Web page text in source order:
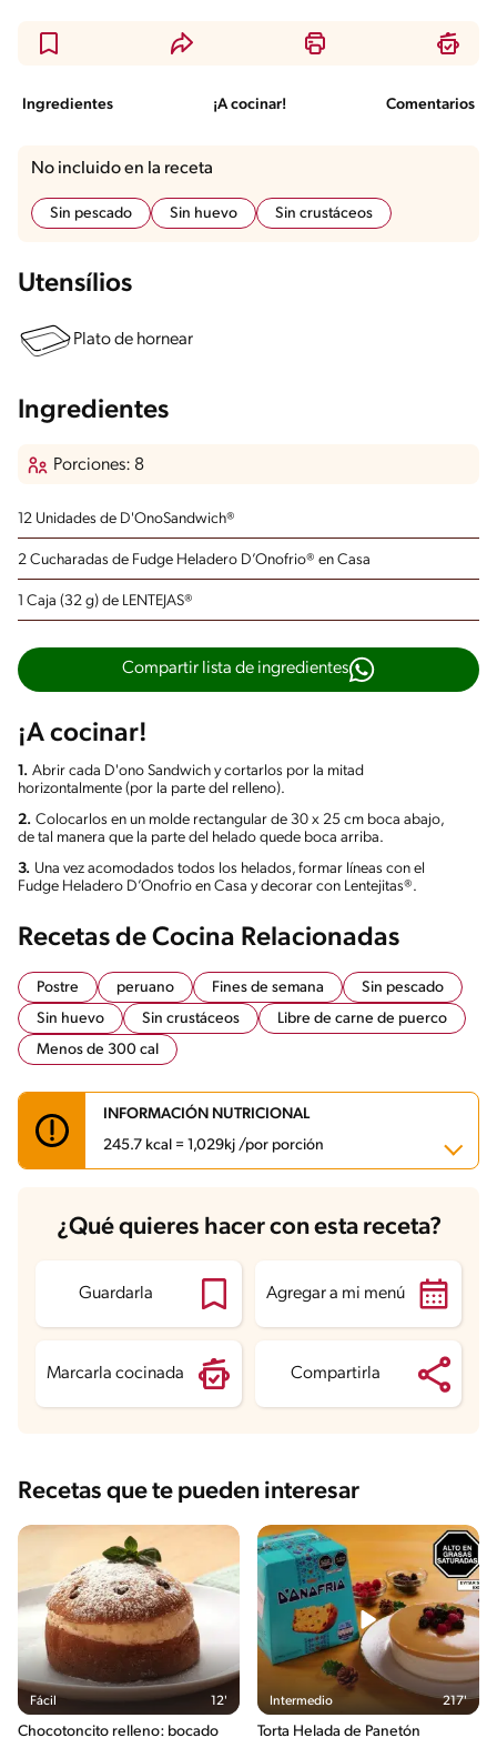
Ingredientes ¡A cocinar! Comentarios
No incluido en la receta
Sin pescado Sin huevo Sin crustáceos
Utensílios
Plato de hornear
Ingredientes
Porciones: 8
12 Unidades de D'OnoSandwich®
2 Cucharadas de Fudge Heladero D’Onofrio® en Casa
1 Caja (32 g) de LENTEJAS®
Compartir lista de ingredientes
¡A cocinar!
1. Abrir cada D'ono Sandwich y cortarlos por la mitad
horizontalmente (por la parte del relleno).
2. Colocarlos en un molde rectangular de 30 x 25 cm boca abajo,
de tal manera que la parte del helado quede boca arriba.
3. Una vez acomodados todos los helados, formar líneas con el
Fudge Heladero D’Onofrio en Casa y decorar con Lentejitas®.
Recetas de Cocina Relacionadas
Postre peruano Fines de semana
Sin pescado
Sin huevo
Sin crustáceos
Libre de carne de puerco
Menos de 300 cal
INFORMACIÓN NUTRICIONAL
245.7 kcal = 1,029kj /por porción
Carbohidratos
51.1 g
Energía 245.7 kcal
Proteína
Grasas saturadas 1.4 g
Sodio 191.2 mg
¿Qué quieres hacer con esta receta?
Guardarla Agregar a mi menú
Marcarla cocinada Compartirla
Recetas que te pueden interesar
Fácil 12'
Chocotoncito relleno: bocado
Intermedio 217'
Torta Helada de Panetón